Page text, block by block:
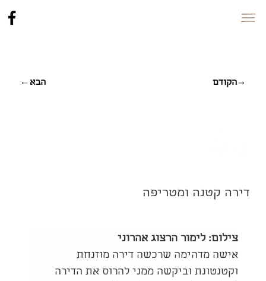
הבא הקודם
דירה קטנה ומטריפה
צילום: לימור הרצוג אהרוני
אישה מדהימה שרכשה דירה מוזנחת
וקטנטונת וביקשה ממני להרוס את הדירה